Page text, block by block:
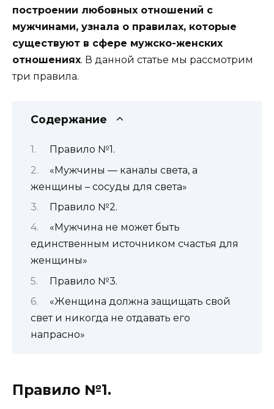
построении любовных отношений с
мужчинами, узнала о правилах, которые
существуют в сфере мужско-женских
отношениях. В данной статье мы рассмотрим
три правила.
Содержание
Правило №1.
«Мужчины — каналы света, а
женщины – сосуды для света»
Правило №2.
«Мужчина не может быть
единственным источником счастья для
женщины»
Правило №3.
«Женщина должна защищать свой
свет и никогда не отдавать его
напрасно»
Правило №1.